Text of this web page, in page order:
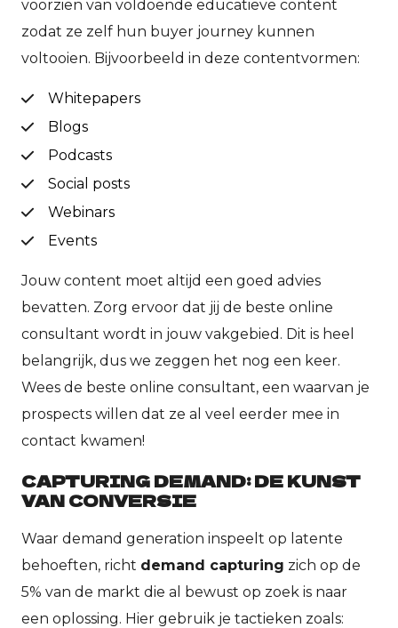
voorzien van voldoende educatieve content
zodat ze zelf hun buyer journey kunnen
voltooien. Bijvoorbeeld in deze contentvormen:
Whitepapers
Blogs
Podcasts
Social posts
Webinars
Events
Jouw content moet altijd een goed advies
bevatten. Zorg ervoor dat jij de beste online
consultant wordt in jouw vakgebied. Dit is heel
belangrijk, dus we zeggen het nog een keer.
Wees de beste online consultant, een waarvan je
prospects willen dat ze al veel eerder mee in
contact kwamen!
CAPTURING DEMAND: DE KUNST
VAN CONVERSIE
Waar demand generation inspeelt op latente
behoeften, richt demand capturing zich op de
5% van de markt die al bewust op zoek is naar
een oplossing. Hier gebruik je tactieken zoals: